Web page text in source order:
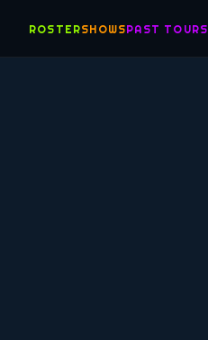
ROSTERSHOWSPAST TOURS